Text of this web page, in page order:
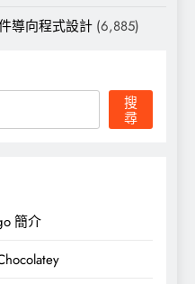
導向程式設計 (6,885)
搜
尋
簡介